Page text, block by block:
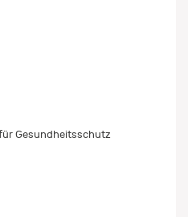
Gesundheitsschutz